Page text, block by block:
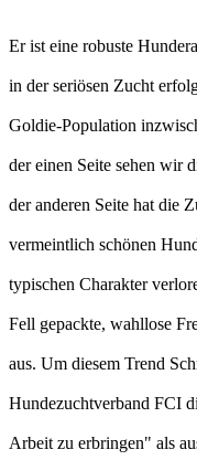
Er ist eine robuste
in der seriösen Zucht
Goldie-Population
der einen Seite sehen wir
der anderen Seite hat die
vermeintlich schönen
typischen Charakter
Fell gepackte, wahllose
aus. Um diesem Trend
Hundezuchtverband FCI
Arbeit zu erbringen" als